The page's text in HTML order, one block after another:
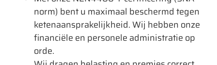
norm) bent u maximaal beschermd tegen
ketenaansprakelijkheid. Wij hebben onze
financiële en personele administratie op
orde.